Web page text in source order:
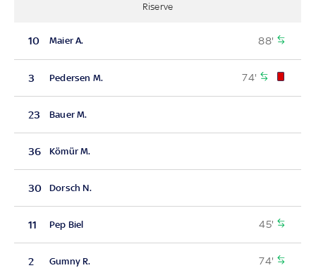
Riserve
10 Maier A. 88'
3 Pedersen M. 74'
23 Bauer M.
36 Kömür M.
30 Dorsch N.
11 Pep Biel 45'
2 Gumny R. 74'